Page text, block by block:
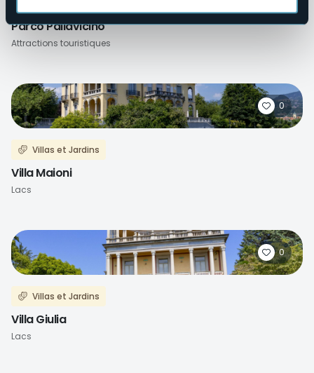
Parco Pallavicino
Attractions touristiques
0
Villas et Jardins
Villa Maioni
Lacs
0
Villas et Jardins
Villa Giulia
Lacs